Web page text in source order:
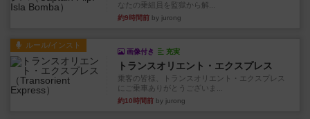
なたの乗組員を監獄から解...
約9時間前 by jurong
ルール/インスト
画像付き 充実
トランスオリエント・エクスプレス
乗客の皆様、トランスオリエント・エクスプレス
にご乗車ありがとうございま...
約10時間前 by jurong